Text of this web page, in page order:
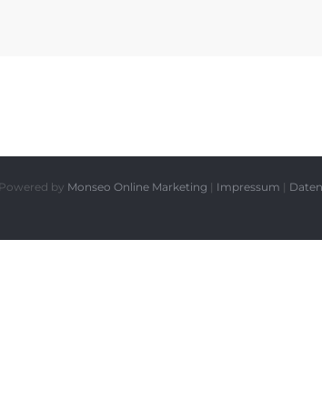
by Monseo Online Marketing | Impressum |